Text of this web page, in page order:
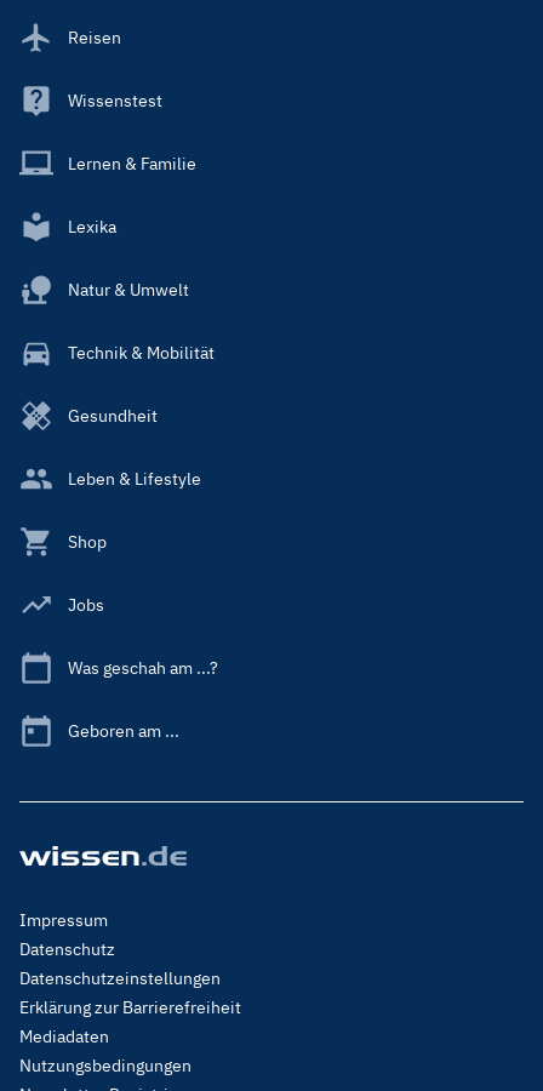
Reisen
Wissenstest
Lernen & Familie
Lexika
Natur & Umwelt
Technik & Mobilität
Gesundheit
Leben & Lifestyle
Shop
Jobs
Was geschah am ...?
Geboren am ...
Footer
Menu
Legal
Impressum
Datenschutz
Datenschutzeinstellungen
Erklärung zur Barrierefreiheit
Mediadaten
Nutzungsbedingungen